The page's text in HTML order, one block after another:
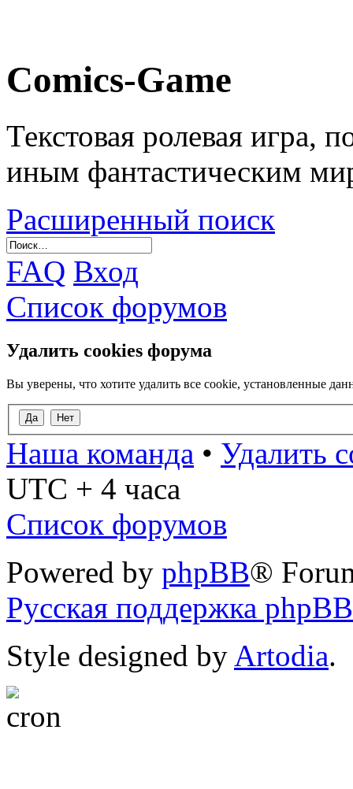
Comics-Game
Текстовая ролевая игра,
иным фантастическим
Расширенный поиск
FAQ Вход
Список форумов
Удалить cookies форума
Вы уверены, что хотите удалить все cookie, установленные
Наша команда • Удалить
UTC + 4 часа
Список форумов
Powered by phpBB®
Русская поддержка phpBB
Style designed by Artodia.